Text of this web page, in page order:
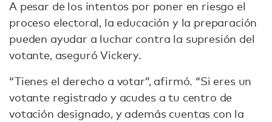
A pesar de los intentos por poner en riesgo el
proceso electoral, la educación y la preparación
pueden ayudar a luchar contra la supresión del
votante, aseguró Vickery.
“Tienes el derecho a votar”, afirmó. “Si eres un
votante registrado y acudes a tu centro de
votación designado, y además cuentas con la